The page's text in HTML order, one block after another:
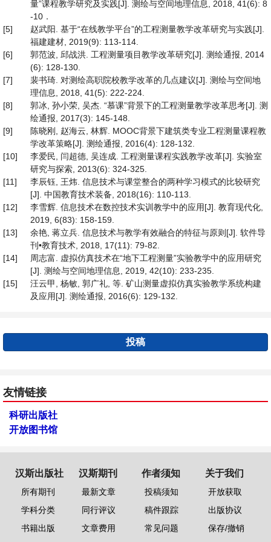
量”课程教学研究及实践[J]. 测绘与空间地理信息, 2018, 41(6): 8
-10．
[5]
赵武阳. 基于“在线教学平台”的工程测量教学改革研究与实践[J].
福建建材, 2019(9): 113-114.
[6]
郭范波, 邱战洪. 工程测量项目教学改革研究[J]. 测绘通报, 2014
(6): 128-130.
[7]
裴书琦. 对测绘高职院校教学改革的几点建议[J]. 测绘与空间地
理信息, 2018, 41(5): 222-224.
[8]
郭冰, 孙小荣, 吴杰. “慕课”背景下的工程测量教学改革思考[J]. 测
绘通报, 2017(3): 145-148.
[9]
陈晓刚, 赵海云, 林辉. MOOC背景下建筑类专业工程测量课程教
学改革策略[J]. 测绘通报, 2016(4): 128-132.
[10]
李爱民, 闫超德, 吴连成. 工程测量课程实践教学改革[J]. 实验室
研究与探索, 2013(6): 324-325.
[11]
李辰钰, 王炜. 信息技术与课堂整合的两种学习模式的比较研究
[J]. 中国教育技术装备, 2018(16): 110-113.
[12]
李雪辉. 信息技术在数控技术实训教学中的应用[J]. 教育现代化,
2019, 6(83): 158-159.
[13]
余艳, 蒋立兵. 信息技术与教学有效融合的特征与原则[J]. 软件导
刊•教育技术, 2018, 17(11): 79-82.
[14]
周志富. 虚拟仿真技术在“地下工程测量”实验教学中的应用研究
[J]. 测绘与空间地理信息, 2019, 42(10): 233-235.
[15]
汪云甲, 杨敏, 郭广礼, 等. 矿山测量虚拟仿真实验教学系统构建
及应用[J]. 测绘通报, 2016(6): 129-132.
投稿
友情链接
科研出版社
开放图书馆
汉斯出版社
所有期刊
学科分类
书籍出版
汉斯期刊
最新文章
同行评议
文章费用
作者须知
投稿须知
稿件跟踪
常见问题
关于我们
开放获取
出版协议
保存/撤销